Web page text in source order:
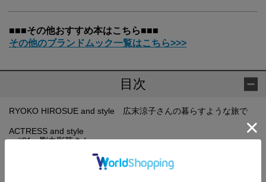
■■■その他おすすめ本はこちら■■■
その他のブランドムック一覧はこちら>>>
目次
RYOKO HIROSUE and style 広末涼子さんの暮らすような旅で
ACTRESS and style
#01 剛力彩芽さん